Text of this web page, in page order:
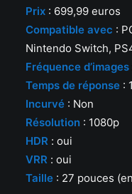
Prix : 699,99 euros
Compatible avec :
Nintendo Switch,
Fréquence d’images
Temps de réponse :
Incurvé : Non
Résolution : 1080p
HDR : oui
VRR : oui
Taille : 27 pouces